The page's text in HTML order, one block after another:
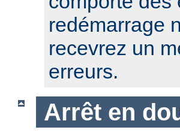
redémarrage
recevrez un
erreurs.
Arrêt en